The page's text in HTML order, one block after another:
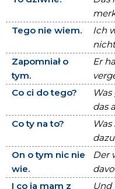
Tego nie wiem.
Ich
Zapomniał o
tym.
Er
Co ci do tego?
das
Co ty na to?
On o tym nic nie
wie.
Der
I co ja mam z
Und